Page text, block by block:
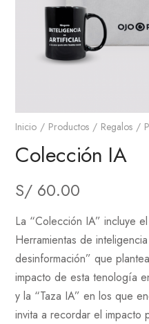
Inicio Productos Regalos
Colección IA
S/ 60.00
La “Colección IA” incluye
Herramientas de
desinformación” que
impacto de esta tenología
y la “Taza IA” en los que
invita a recordar el impacto